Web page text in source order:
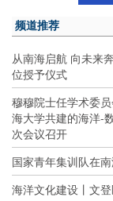
频道推荐
从南海启航 向未来
位授予仪式
穆穆院士任学术委
海大学共建的海洋-
次会议召开
国家青年集训队在
海洋文化建设丨文